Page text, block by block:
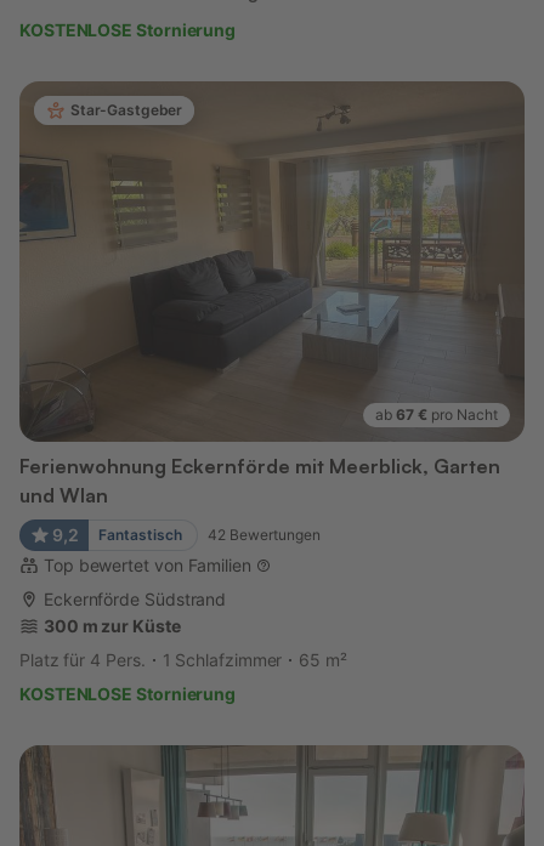
KOSTENLOSE Stornierung
Star-Gastgeber
ab 67 € pro Nacht
Ferienwohnung Eckernförde mit Meerblick, Garten
und Wlan
9,2 Fantastisch 42 Bewertungen
Top bewertet von Familien
Eckernförde Südstrand
300 m zur Küste
Platz für 4 Pers.
1 Schlafzimmer
65 m²
KOSTENLOSE Stornierung